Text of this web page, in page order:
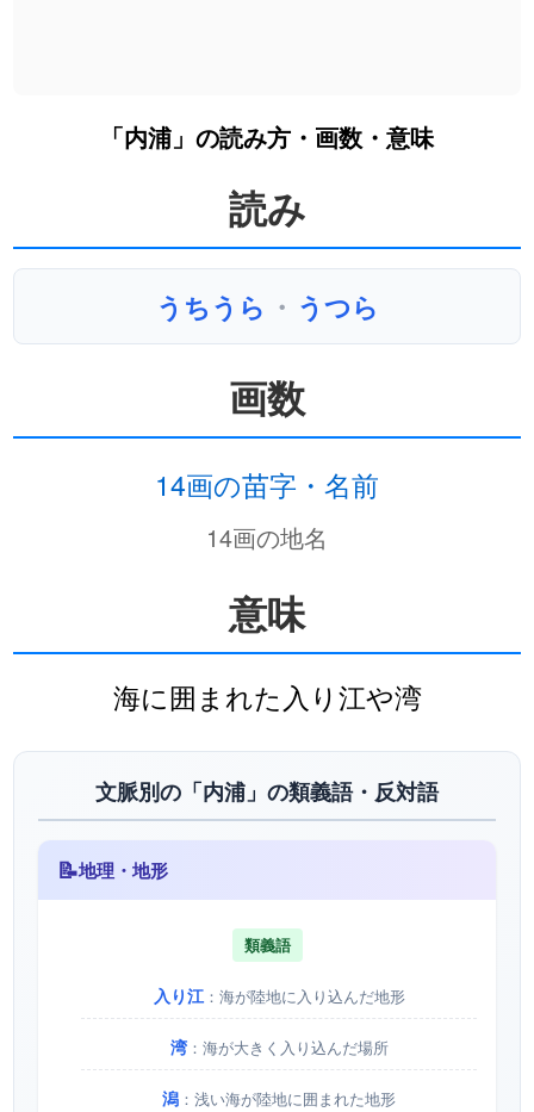
「内浦」の読み方・画数・意味
読み
うちうら ・ うつら
画数
14画の苗字・名前
14画の地名
意味
海に囲まれた入り江や湾
文脈別の「内浦」の類義語・反対語
📝地理・地形
類義語
入り江：海が陸地に入り込んだ地形
湾：海が大きく入り込んだ場所
潟 ：浅い海が陸地に囲まれた地形